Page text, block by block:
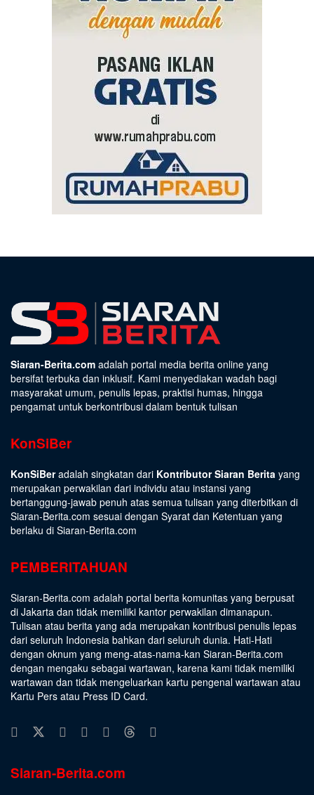
Siaran-Berita.com adalah portal media berita online yang
bersifat terbuka dan inklusif. Kami menyediakan wadah bagi
masyarakat umum, penulis lepas, praktisi humas, hingga
pengamat untuk berkontribusi dalam bentuk tulisan
KonSiBer
KonSiBeradalah singkatan dari Kontributor Siaran Berita yang
merupakan perwakilan dari individu atau instansi yang
bertanggung-jawab penuh atas semua tulisan yang diterbitkan di
Siaran-Berita.com sesuai dengan Syarat dan Ketentuan yang
berlaku di Siaran-Berita.com
PEMBERITAHUAN
Siaran-Berita.com adalah portal berita komunitas yang berpusat
di Jakarta dan tidak memiliki kantor perwakilan dimanapun.
Tulisan atau berita yang ada merupakan kontribusi penulis lepas
dari seluruh Indonesia bahkan dari seluruh dunia. Hati-Hati
dengan oknum yang meng-atas-nama-kan Siaran-Berita.com
dengan mengaku sebagai wartawan, karena kami tidak memiliki
wartawan dan tidak mengeluarkan kartu pengenal wartawan atau
Kartu Pers atau Press ID Card.
Siaran-Berita.com